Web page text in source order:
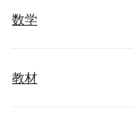
数学
教材